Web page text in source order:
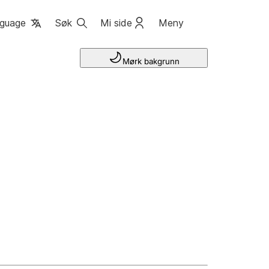
Søk Mi side Meny
Mørk bakgrunn